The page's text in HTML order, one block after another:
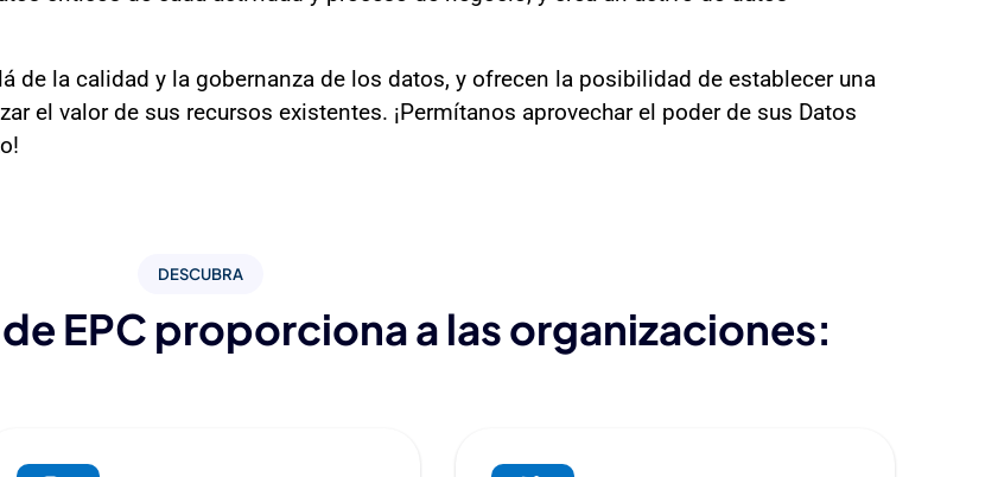
de la calidad y la gobernanza de los datos, y ofrecen la posibilidad de establecer una
el valor de sus recursos existentes. ¡Permítanos aprovechar el poder de sus Datos
DESCUBRA
EPC proporciona a las organizaciones: